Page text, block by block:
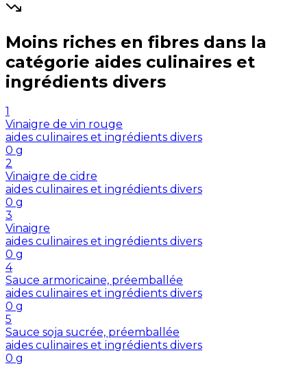
Moins riches en fibres dans la
catégorie aides culinaires et
ingrédients divers
1
Vinaigre de vin rouge
aides culinaires et ingrédients divers
0 g
2
Vinaigre de cidre
aides culinaires et ingrédients divers
0 g
3
Vinaigre
aides culinaires et ingrédients divers
0 g
4
Sauce armoricaine, préemballée
aides culinaires et ingrédients divers
0 g
5
Sauce soja sucrée, préemballée
aides culinaires et ingrédients divers
0 g